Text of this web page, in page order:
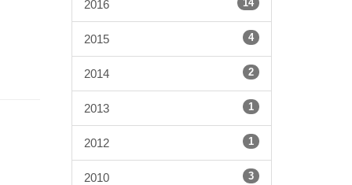
2016 14
2015 4
2014 2
2013 1
2012 1
2010 3